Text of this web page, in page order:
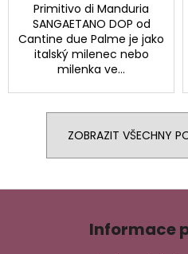
Primitivo di Manduria
SANGAETANO DOP od
Cantine due Palme je jako
italský milenec nebo
milenka ve...
ZOBRAZIT VŠECHNY
Informace